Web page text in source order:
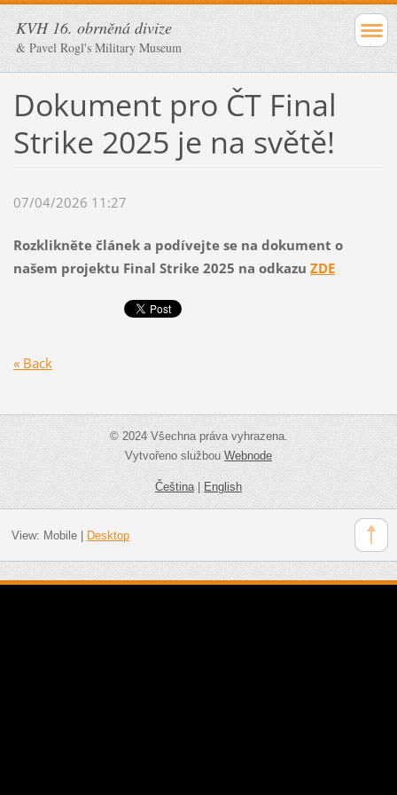
KVH 16. obrněná divize
& Pavel Rogl's Military Museum
Dokument pro ČT Final
Strike 2025 je na světě!
07/04/2026 11:27
Rozklikněte článek a podívejte se na dokument o
našem projektu Final Strike 2025 na odkazu ZDE
« Back
© 2024 Všechna práva vyhrazena.
Vytvořeno službouWebnode
Čeština|English
View: Mobile| Desktop